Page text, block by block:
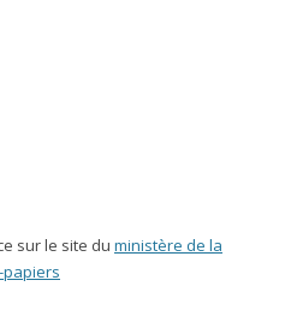
sur le site du ministère de la